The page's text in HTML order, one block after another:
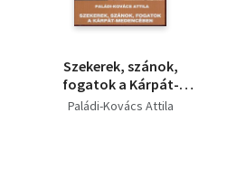
Szekerek, szánok,
fogatok a Kárpát-
medencében
Paládi-Kovács Attila